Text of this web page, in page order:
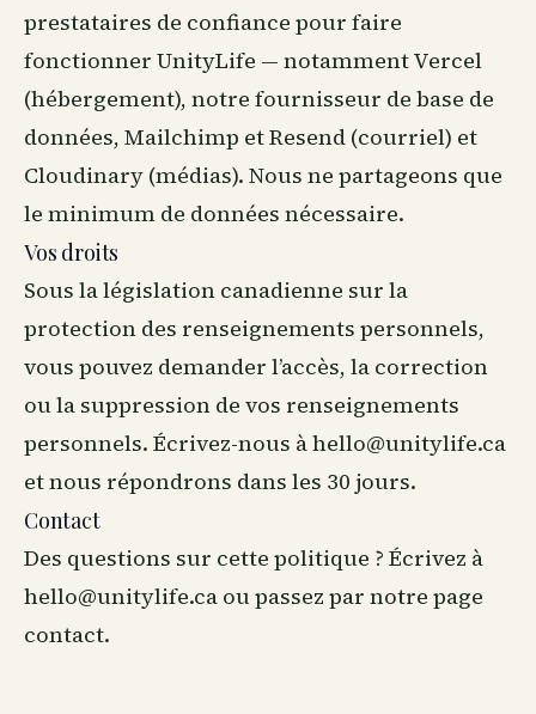
prestataires de confiance pour faire
fonctionner UnityLife — notamment Vercel
(hébergement), notre fournisseur de base de
données, Mailchimp et Resend (courriel) et
Cloudinary (médias). Nous ne partageons que
le minimum de données nécessaire.
Vos droits
Sous la législation canadienne sur la
protection des renseignements personnels,
vous pouvez demander l’accès, la correction
ou la suppression de vos renseignements
personnels. Écrivez-nous à hello@unitylife.ca
et nous répondrons dans les 30 jours.
Contact
Des questions sur cette politique ? Écrivez à
hello@unitylife.ca ou passez par notre page
contact.